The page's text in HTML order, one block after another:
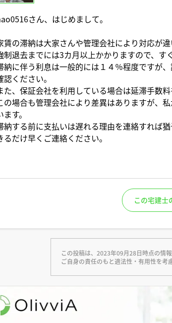
さん、はじめまして。
賃の滞納は大家さんや管理会社により対応が
制退去までには3カ月以上かかりますので、す
納に伴う利息は一般的には１４％程度ですが
認ください。
た、保証会社を利用している場合は延滞手数料
の場合も管理会社により差異はありますが、
ます。
納する前に支払いは遅れる理由を連絡すれば
るだけ早くご連絡ください。
この宅建士
この投稿は、2023年09月28日時点の情報
ご自身の責任のもと適法性・有用性を考